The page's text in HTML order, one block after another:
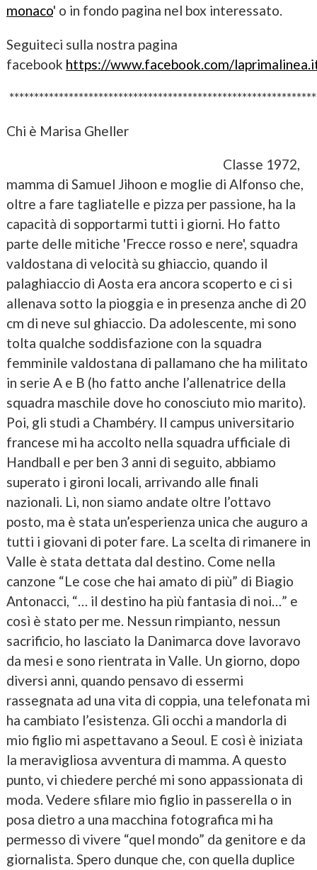
monaco' o in fondo pagina nel box interessato.
Seguiteci sulla nostra pagina
facebook https://www.facebook.com/
Chi è Marisa Gheller
Classe 1972,
mamma di Samuel Jihoon e moglie di Alfonso che,
oltre a fare tagliatelle e pizza per passione, ha la
capacità di sopportarmi tutti i giorni. Ho fatto
parte delle mitiche 'Frecce rosso e nere', squadra
valdostana di velocità su ghiaccio, quando il
palaghiaccio di Aosta era ancora scoperto e ci si
allenava sotto la pioggia e in presenza anche di 20
cm di neve sul ghiaccio. Da adolescente, mi sono
tolta qualche soddisfazione con la squadra
femminile valdostana di pallamano che ha militato
in serie A e B (ho fatto anche l’allenatrice della
squadra maschile dove ho conosciuto mio marito).
Poi, gli studi a Chambéry. Il campus universitario
francese mi ha accolto nella squadra ufficiale di
Handball e per ben 3 anni di seguito, abbiamo
superato i gironi locali, arrivando alle finali
nazionali. Lì, non siamo andate oltre l’ottavo
posto, ma è stata un’esperienza unica che auguro a
tutti i giovani di poter fare. La scelta di rimanere in
Valle è stata dettata dal destino. Come nella
canzone “Le cose che hai amato di più” di Biagio
Antonacci, “… il destino ha più fantasia di noi…” e
così è stato per me. Nessun rimpianto, nessun
sacrificio, ho lasciato la Danimarca dove lavoravo
da mesi e sono rientrata in Valle. Un giorno, dopo
diversi anni, quando pensavo di essermi
rassegnata ad una vita di coppia, una telefonata mi
ha cambiato l’esistenza. Gli occhi a mandorla di
mio figlio mi aspettavano a Seoul. E così è iniziata
la meravigliosa avventura di mamma. A questo
punto, vi chiedere perché mi sono appassionata di
moda. Vedere sfilare mio figlio in passerella o in
posa dietro a una macchina fotografica mi ha
permesso di vivere “quel mondo” da genitore e da
giornalista. Spero dunque che, con quella duplice